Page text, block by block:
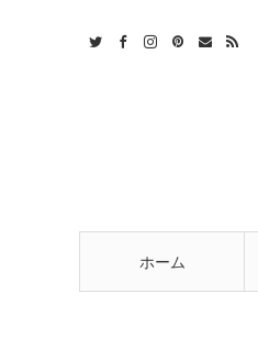
ホーム